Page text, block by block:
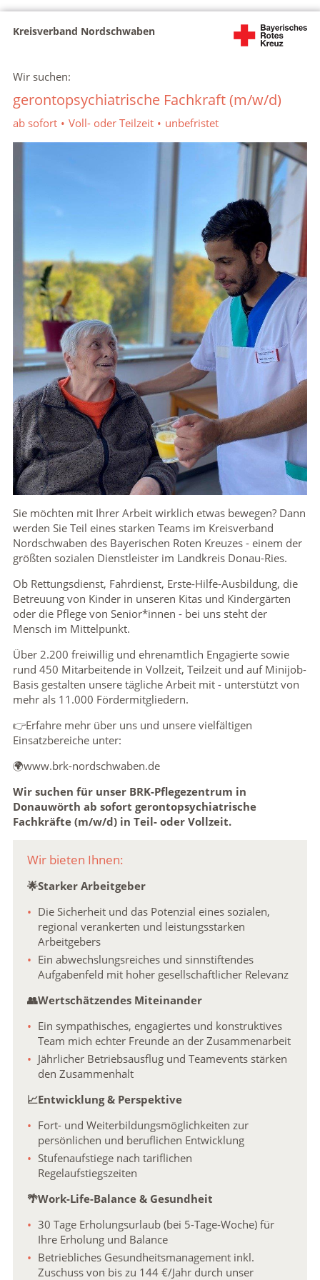
Kreisverband Nordschwaben
Wir suchen:
gerontopsychiatrische Fachkraft (m/w/d)
ab sofort Voll- oder Teilzeit unbefristet
Sie möchten mit Ihrer Arbeit wirklich etwas bewegen? Dann
werden Sie Teil eines starken Teams im Kreisverband
Nordschwaben des Bayerischen Roten Kreuzes - einem der
größten sozialen Dienstleister im Landkreis Donau-Ries.
Ob Rettungsdienst, Fahrdienst, Erste-Hilfe-Ausbildung, die
Betreuung von Kinder in unseren Kitas und Kindergärten
oder die Pflege von Senior*innen - bei uns steht der
Mensch im Mittelpunkt.
Über 2.200 freiwillig und ehrenamtlich Engagierte sowie
rund 450 Mitarbeitende in Vollzeit, Teilzeit und auf Minijob-
Basis gestalten unsere tägliche Arbeit mit - unterstützt von
mehr als 11.000 Fördermitgliedern.
👉Erfahre mehr über uns und unsere vielfältigen
Einsatzbereiche unter:
🌍www.brk-nordschwaben.de
Wir suchen für unser BRK-Pflegezentrum in
Donauwörth ab sofort gerontopsychiatrische
Fachkräfte (m/w/d) in Teil- oder Vollzeit.
Wir bieten Ihnen:
🌟Starker Arbeitgeber
Die Sicherheit und das Potenzial eines sozialen,
regional verankerten und leistungsstarken
Arbeitgebers
Ein abwechslungsreiches und sinnstiftendes
Aufgabenfeld mit hoher gesellschaftlicher Relevanz
👥Wertschätzendes Miteinander
Ein sympathisches, engagiertes und konstruktives
Team mich echter Freunde an der Zusammenarbeit
Jährlicher Betriebsausflug und Teamevents stärken
den Zusammenhalt
📈Entwicklung & Perspektive
Fort- und Weiterbildungsmöglichkeiten zur
persönlichen und beruflichen Entwicklung
Stufenaufstiege nach tariflichen
Regelaufstiegszeiten
🌴Work-Life-Balance & Gesundheit
30 Tage Erholungsurlaub (bei 5-Tage-Woche) für
Ihre Erholung und Balance
Betriebliches Gesundheitsmanagement inkl.
Zuschuss von bis zu 144 €/Jahr durch unser